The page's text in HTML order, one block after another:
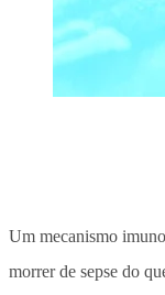
Um mecanismo
morrer de sepse do